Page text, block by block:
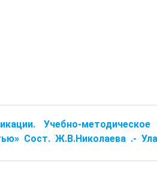
Учебно-
Сост. Ж.В.Николаева .-